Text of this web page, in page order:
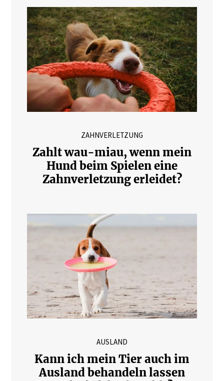
ZAHNVERLETZUNG
Zahlt wau-miau, wenn mein
Hund beim Spielen eine
Zahnverletzung erleidet?
AUSLAND
Kann ich mein Tier auch im
Ausland behandeln lassen